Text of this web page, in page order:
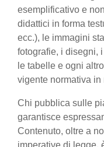
esemplificativo e
didattici in forma
ecc.), le immagini
fotografie, i disegni,
le tabelle e ogni
vigente normativa
Chi pubblica sulle
garantisce
Contenuto, oltre a
imperative di legge,